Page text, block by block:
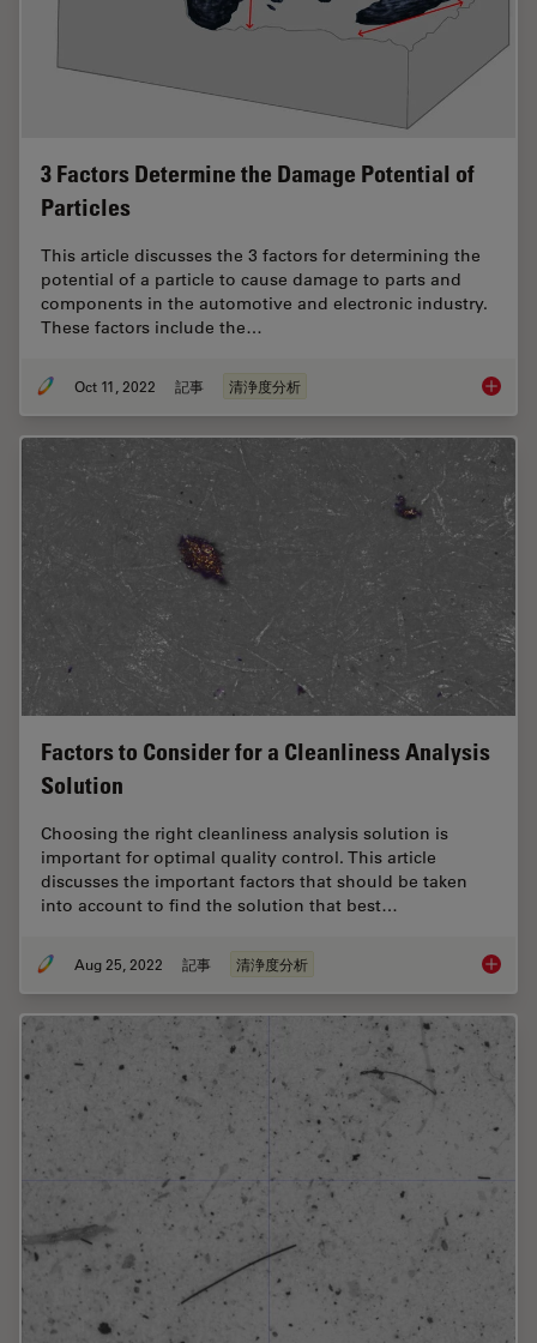
3 Factors Determine the Damage Potential of
Particles
This article discusses the 3 factors for determining the
potential of a particle to cause damage to parts and
components in the automotive and electronic industry.
These factors include the…
Oct 11, 2022 記事 清浄度分析 3
Factors to Consider for a Cleanliness Analysis
Solution
Choosing the right cleanliness analysis solution is
important for optimal quality control. This article
discusses the important factors that should be taken
into account to find the solution that best…
Aug 25, 2022 記事 清浄度分析 Factors